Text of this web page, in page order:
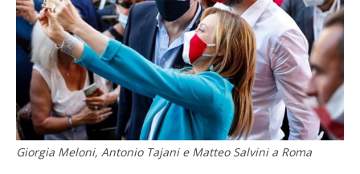
Giorgia Meloni, Antonio Tajani e Matteo Salvini a Roma